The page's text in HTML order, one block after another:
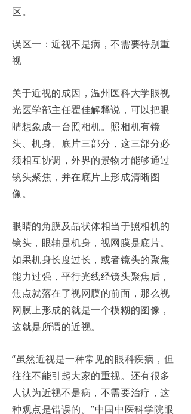
区。
误区一：近视不是病，不需要特别重
视
关于近视的成因，温州医科大学眼视
光医学部主任瞿佳解释说，可以把眼
睛想象成一台照相机。照相机有镜
头、机身、底片三部分，这三部分必
须相互协调，外界的景物才能够通过
镜头聚焦，并在底片上形成清晰图
像。
眼睛的角膜及晶状体相当于照相机的
镜头，眼轴是机身，视网膜是底片。
如果机身长度过长，或者镜头的聚焦
能力过强，平行光线经镜头聚焦后，
焦点就落在了视网膜的前面，那么视
网膜上形成的就是一个模糊的图像，
这就是所谓的近视。
“虽然近视是一种常见的眼科疾病，但
往往不能引起大家的重视。还有很多
人认为近视不是病，不需要治疗，这
种观点是错误的。”中国中医科学院眼